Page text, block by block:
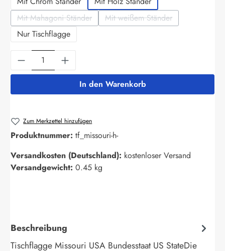
Mit Mahagoni Ständer
(Diese Option ist zurzeit nicht verfügbar.)
Mit weißem Ständer
(Diese Option ist zurzeit
Nur Tischflagge
Produkt Anzahl: Gib den gewünschten
In den Warenkorb
Zum Merkzettel hinzufügen
Produktnummer: tf_missouri-h-
Versandkosten (Deutschland): kostenloser Versand
Versandgewicht: 0.45 kg
Beschreibung
Tischflagge Missouri USA Bundesstaat US StateDie